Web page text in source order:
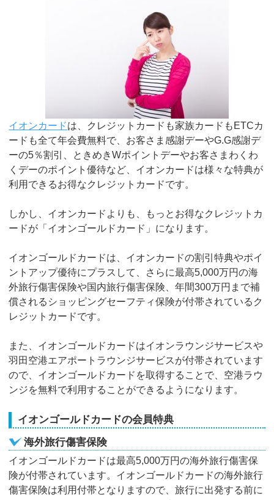
イオンカードは、クレジットカードも家族カードもETCカ
ードも全て年会費無料で、お客さま感謝デーやG.G感謝デ
ーの5％割引、ときめきWポイントデーやお客さまわくわ
くデーのポイント優待など、イオンカードは様々な特典が
利用できるお得なクレジットカードです。
しかし、イオンカードよりも、もっとお得なクレジットカ
ードが「イオンゴールドカード」になります。
イオンゴールドカードは、イオンカードの割引特典やポイ
ントアップ優待にプラスして、さらに最高5,000万円の海
外旅行傷害保険や国内旅行傷害保険、年間300万円まで補
償されるショッピングセーフティ保険が付帯されているク
レジットカードです。
また、イオンゴールドカードはイオンラウンジサービスや
羽田空港エアポートラウンジサービスが付帯されています
ので、イオンゴールドカードを取得することで、空港ラウ
ンジを無料で利用することができるようになります。
イオンゴールドカードの会員特典
海外旅行傷害保険
イオンゴールドカードは最高5,000万円の海外旅行傷害保
険が付帯されています。イオンゴールドカードの海外旅行
傷害保険は利用付帯となりますので、旅行に出発する前に